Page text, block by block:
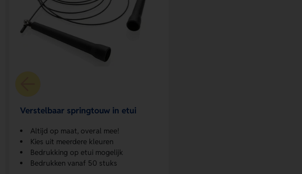
Verstelbaar springtouw in etui
Altijd op maat, overal mee!
Kies uit meerdere kleuren
Bedrukking op etui mogelijk
Bedrukken vanaf 50 stuks